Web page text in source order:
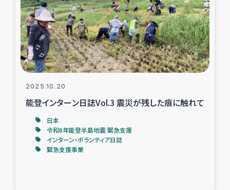
2025.10.20
能登インターン日誌Vol.3 震災が残した痕に触れて
日本
令和6年能登半島地震 緊急支援
インターン・ボランティア日誌
緊急支援事業